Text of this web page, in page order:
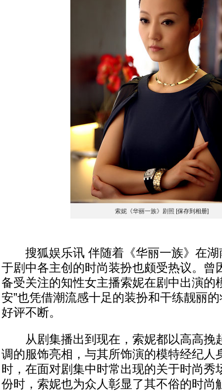
索妮《华丽一族》剧照 [保存到相册]
搜狐娱乐讯 伴随着《华丽一族》在湖
于剧中各主创的时尚装扮也颇受热议。曾
备受关注的知性女主播索妮在剧中出演的
安”也凭借潮流感十足的装扮和干练靓丽
好评不断。
从剧集播出到现在，索妮都以高高挽
调的服饰亮相，与其所饰演的模特经纪人
时，在面对剧集中时常出现的关于时尚秀
份时，索妮也为众人彰显了其不俗的时尚